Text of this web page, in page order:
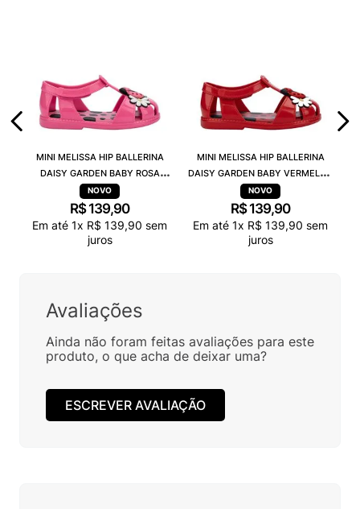
MINI MELISSA HIP BALLERINA
DAISY GARDEN BABY ROSA
PRETO 38115
R$ 139,90
Em até 1x R$ 139,90 sem
juros
MINI MELISSA HIP BALLERINA
DAISY GARDEN BABY VERMELHO
PRETO 38115
R$ 139,90
Em até 1x R$ 139,90 sem
juros
Avaliações
Ainda não foram feitas avaliações para este
produto, o que acha de deixar uma?
ESCREVER AVALIAÇÃO